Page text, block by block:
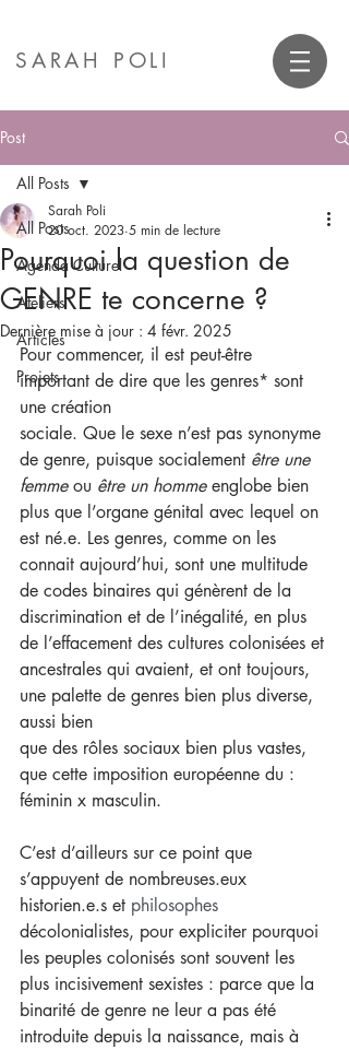
SARAH POLI
Post
All Posts
Agenda Culturel
Ateliers
Articles
Projets
All Posts
Pourquoi la question de
GENRE te concerne ?
Sarah Poli
20 oct. 2023 5 min de lecture
Dernière mise à jour : 4 févr. 2025
Pour commencer, il est peut-être
important de dire que les genres* sont
une création
sociale. Que le sexe n’est pas synonyme
de genre, puisque socialement être une
femme ou être un homme englobe bien
plus que l’organe génital avec lequel on
est né.e. Les genres, comme on les
connait aujourd’hui, sont une multitude
de codes binaires qui génèrent de la
discrimination et de l’inégalité, en plus
de l’effacement des cultures colonisées et
ancestrales qui avaient, et ont toujours,
une palette de genres bien plus diverse,
aussi bien
que des rôles sociaux bien plus vastes,
que cette imposition européenne du :
féminin x masculin.
C’est d’ailleurs sur ce point que
s’appuyent de nombreuses.eux
historien.e.s et philosophes
décolonialistes, pour expliciter pourquoi
les peuples colonisés sont souvent les
plus incisivement sexistes : parce que la
binarité de genre ne leur a pas été
introduite depuis la naissance, mais à